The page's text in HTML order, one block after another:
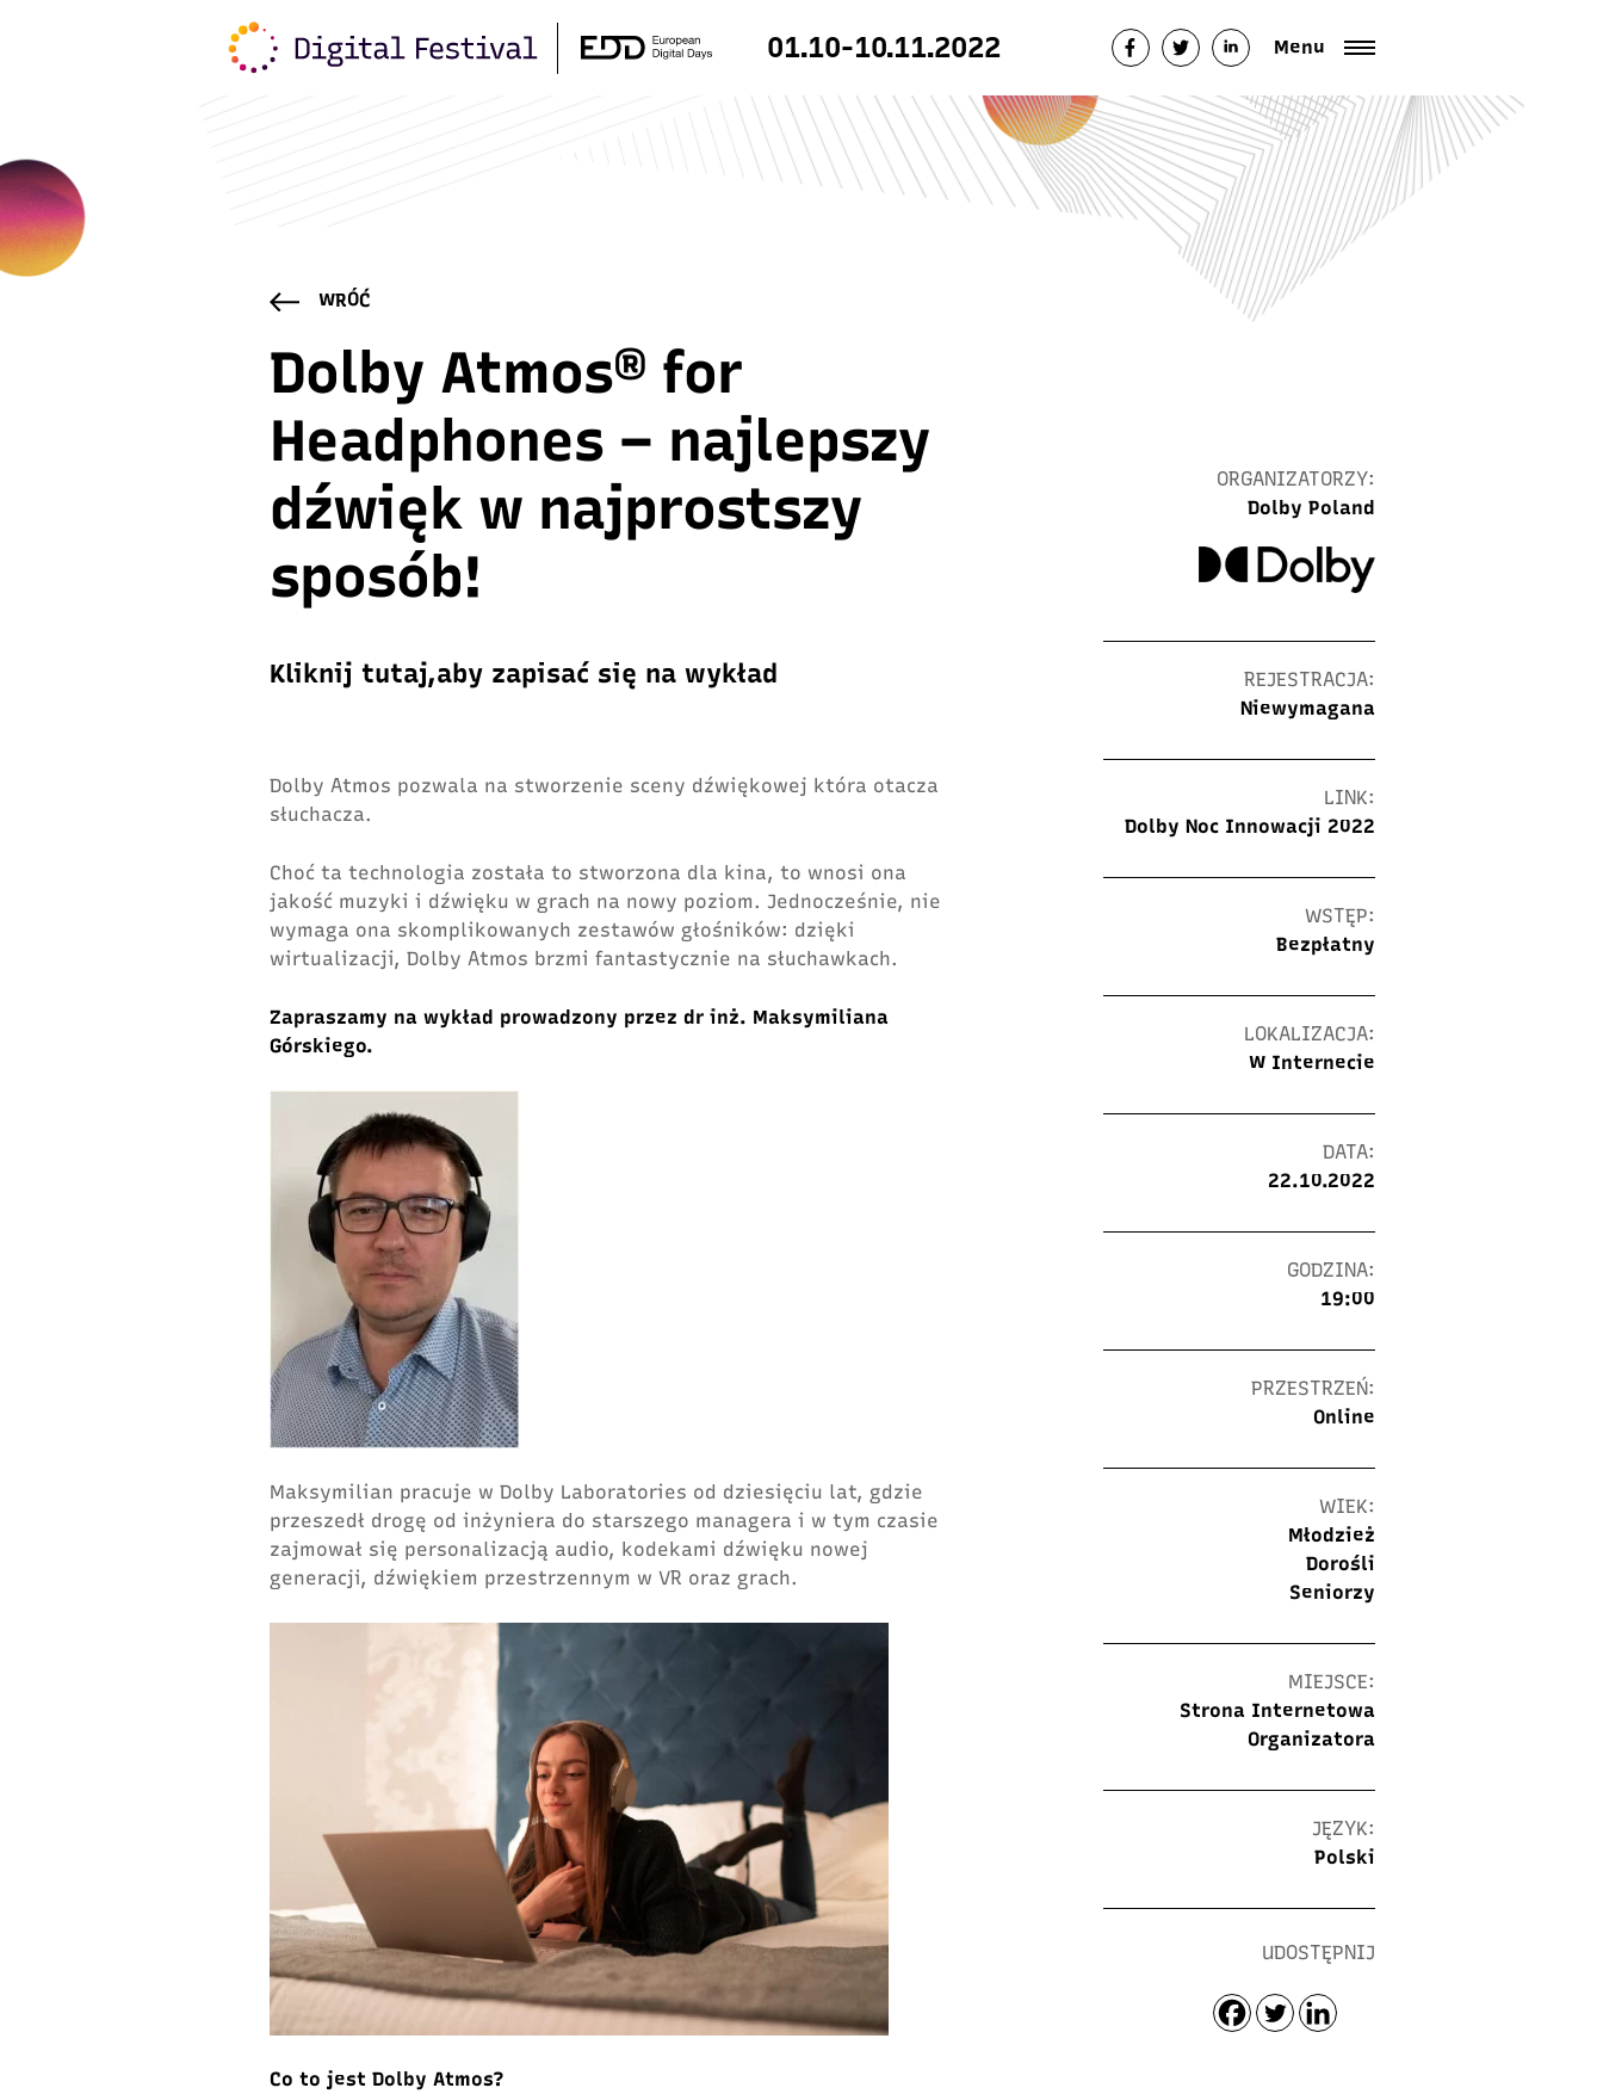
01.10-10.11.2022 Menu
WRÓĆ
Dolby Atmos® for
Headphones – najlepszy
dźwięk w najprostszy
sposób!
Kliknij tutaj,aby zapisać się na wykład
Dolby Atmos pozwala na stworzenie sceny dźwiękowej która otacza
słuchacza.
Choć ta technologia została to stworzona dla kina, to wnosi ona
jakość muzyki i dźwięku w grach na nowy poziom. Jednocześnie, nie
wymaga ona skomplikowanych zestawów głośników: dzięki
wirtualizacji, Dolby Atmos brzmi fantastycznie na słuchawkach.
Zapraszamy na wykład prowadzony przez dr inż. Maksymiliana
Górskiego.
Maksymilian pracuje w Dolby Laboratories od dziesięciu lat, gdzie
przeszedł drogę od inżyniera do starszego managera i w tym czasie
zajmował się personalizacją audio, kodekami dźwięku nowej
generacji, dźwiękiem przestrzennym w VR oraz grach.
Co to jest Dolby Atmos?
ORGANIZATORZY:
Dolby Poland
REJESTRACJA:
Niewymagana
LINK:
Dolby Noc Innowacji 2022
WSTĘP:
Bezpłatny
LOKALIZACJA:
W Internecie
DATA:
22.10.2022
GODZINA:
19:00
PRZESTRZEŃ:
Online
WIEK:
Młodzież
Dorośli
Seniorzy
MIEJSCE:
Strona Internetowa
Organizatora
JĘZYK:
Polski
UDOSTĘPNIJ